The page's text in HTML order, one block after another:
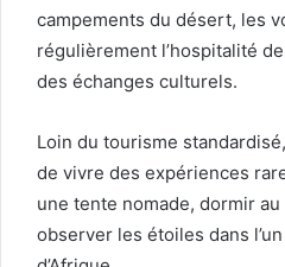
campements du désert, les
régulièrement l’hospitalité
des échanges culturels.
Loin du tourisme
de vivre des expériences
une tente nomade, dormir
observer les étoiles dans